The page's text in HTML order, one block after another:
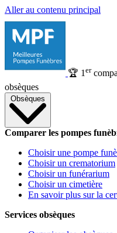
Aller au contenu principal
🏆 1 er
obsèques
Obsèques
Comparer les pompes
Choisir une pompe
Choisir un crematorium
Choisir un funérarium
Choisir un cimetière
En savoir plus sur la
Services obsèques